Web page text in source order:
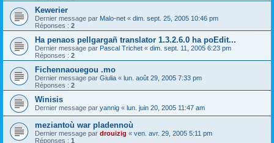
Kewerier
Dernier message par Malo-net « dim. sept. 25, 2005 10:46 pm
Réponses : 2
Ha penaos pellgargañ translator 1.3.2.6.0 ha poEdit...
Dernier message par Pascal Trichet « dim. sept. 11, 2005 6:23 pm
Réponses : 2
Fichennaouegou .mo
Dernier message par Giulia « lun. août 29, 2005 7:33 pm
Réponses : 2
Winisis
Dernier message par yannig « lun. juin 20, 2005 11:47 am
meziantoù war pladennoù
Dernier message par drouizig « ven. avr. 29, 2005 5:11 pm
Réponses : 1